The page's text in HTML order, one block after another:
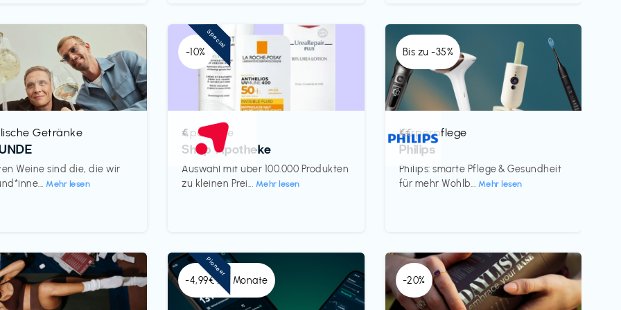
Getränke
Weine sind die, die wir
Mehr lesen
-10%
Apotheke
Shop Apotheke
Auswahl mit über 100.000 Produkten
zu kleinen Prei... Mehr lesen
€‎
Special
Bis zu -35%
Körperpflege
Philips
Philips: smarte Pflege & Gesundheit
für mehr Wohlb... Mehr lesen
€€‎
-4,99€ x 6 Monate
Pioneer
-20%